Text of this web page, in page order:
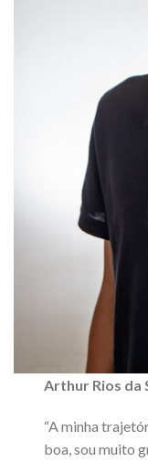
Arthur Rios da
“A minha
boa, sou muito